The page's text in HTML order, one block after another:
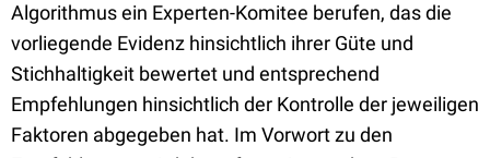
Algorithmus ein Experten-Komitee berufen, das die
vorliegende Evidenz hinsichtlich ihrer Güte und
Stichhaltigkeit bewertet und entsprechend
Empfehlungen hinsichtlich der Kontrolle der jeweiligen
Faktoren abgegeben hat. Im Vorwort zu den